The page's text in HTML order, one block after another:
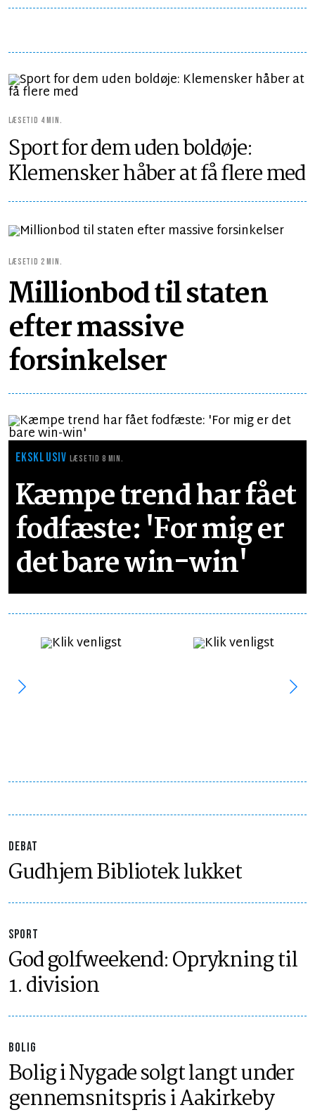
LÆSETID 4 MIN.
Sport for dem uden boldøje:
Klemensker håber at få flere med
LÆSETID 2 MIN.
Millionbod til staten
efter massive
forsinkelser
EKSKLUSIVLÆSETID 8 MIN.
Kæmpe trend har fået
fodfæste: 'For mig er
det bare win-win'
DEBAT
Gudhjem Bibliotek lukket
SPORT
God golfweekend: Oprykning til
1. division
BOLIG
Bolig i Nygade solgt langt under
gennemsnitspris i Aakirkeby